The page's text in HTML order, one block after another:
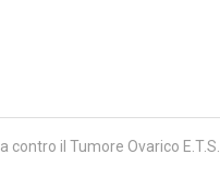
il Tumore Ovarico E.T.S.